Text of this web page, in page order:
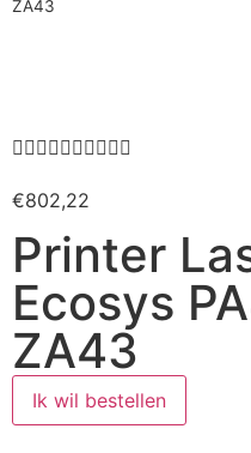
ZA43

€802,22
Printer
Ecosys
ZA43
Ik wil bestellen